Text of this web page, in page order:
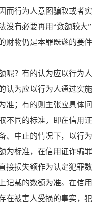
而行为人意图骗取或者实
没有必要再用“数额较大”
财物仍是本罪既遂的要件
呢？有的认为应以行为人
认为应以行为人通过实施
准；有的则主张应具体问
不同的标准，即在信用证
、中止的情况下，以行为
为标准，在信用证诈骗罪
接损失额作为认定犯罪数
记载的数额为准。在信用
在被害人受损的事实，犯